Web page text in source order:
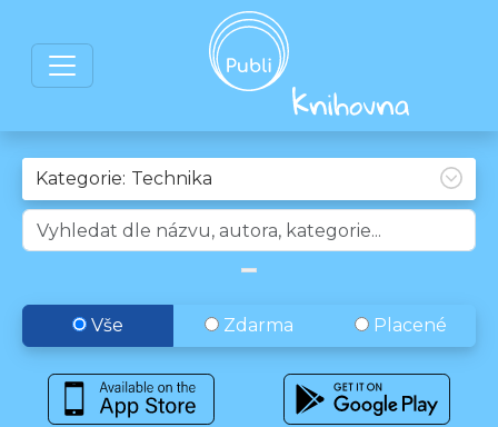
Kategorie:
Vše Zdarma Placené